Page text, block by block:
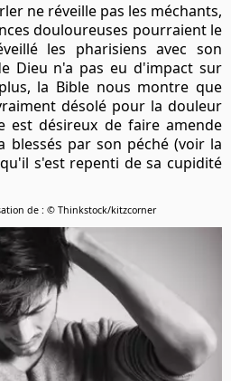
ne réveille pas les méchants,
douloureuses pourraient le
les pharisiens avec son
Dieu n'a pas eu d'impact sur
la Bible nous montre que
désolé pour la douleur
est désireux de faire amende
blessés par son péché (voir la
s'est repenti de sa cupidité
de : © Thinkstock/kitzcorner